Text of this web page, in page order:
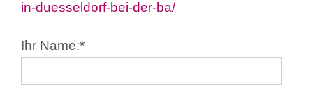
in-duesseldorf-bei-der-ba/
Ihr Name:*